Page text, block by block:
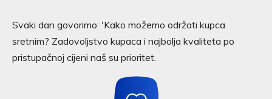
Svaki dan govorimo: 'Kako možemo održati kupca
sretnim? Zadovoljstvo kupaca i najbolja kvaliteta po
pristupačnoj cijeni naš su prioritet.